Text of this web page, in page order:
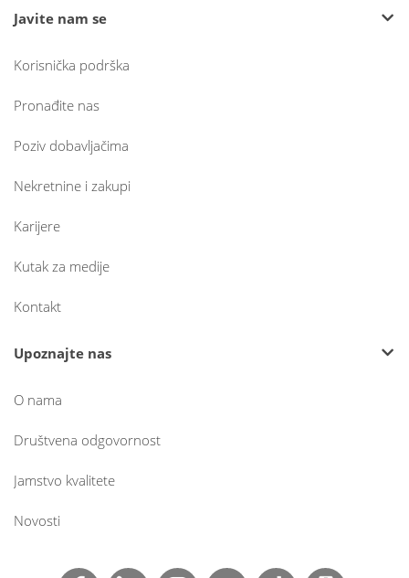
Javite nam se
Korisnička podrška
Pronađite nas
Poziv dobavljačima
Nekretnine i zakupi
Karijere
Kutak za medije
Kontakt
Upoznajte nas
O nama
Društvena odgovornost
Jamstvo kvalitete
Novosti